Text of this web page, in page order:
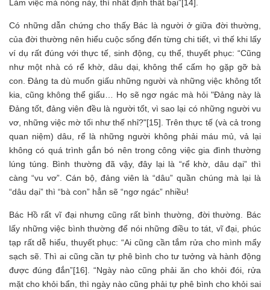
Làm việc mà nóng nảy, thì nhất định thất bại”[14].
Có những dẫn chứng cho thấy Bác là người ở giữa đời thường,
của đời thường nên hiểu cuộc sống đến từng chi tiết, vì thế khi lấy
ví dụ rất đúng với thực tế, sinh động, cụ thể, thuyết phục: “Cũng
như một nhà có rể khờ, dâu dại, không thể cấm họ gặp gỡ bà
con. Đảng ta dù muốn giấu những người và những việc không tốt
kia, cũng không thể giấu… Họ sẽ ngơ ngác mà hỏi "Đảng này là
Đảng tốt, đảng viên đều là người tốt, vì sao lại có những người vu
vơ, những việc mờ tối như thế nhỉ?"[15]. Trên thực tế (và cả trong
quan niệm) dâu, rể là những người không phải máu mủ, vả lại
không có quá trình gắn bó nên trong công việc gia đình thường
lúng túng. Bình thường đã vậy, đây lại là “rể khờ, dâu dại” thì
càng “vu vơ”. Cán bộ, đảng viên là “dâu” quần chúng mà lại là
“dâu dại” thì “bà con” hẳn sẽ “ngơ ngác” nhiều!
Bác Hồ rất vĩ đại nhưng cũng rất bình thường, đời thường. Bác
lấy những việc bình thường để nói những điều to tát, vĩ đại, phúc
tạp rất dễ hiểu, thuyết phục: “Ai cũng cần tắm rửa cho mình mẩy
sạch sẽ. Thì ai cũng cần tự phê bình cho tư tưởng và hành động
được đúng đắn”[16]. “Ngày nào cũng phải ăn cho khỏi đói, rửa
mặt cho khỏi bẩn, thì ngày nào cũng phải tự phê bình cho khỏi sai